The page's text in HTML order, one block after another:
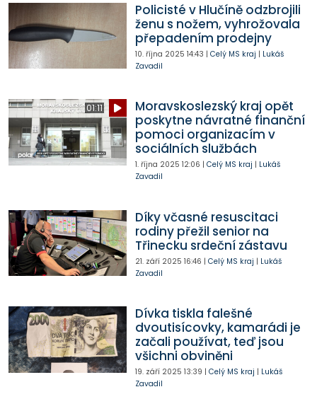
Policisté v Hlučíně odzbrojili
ženu s nožem, vyhrožovala
přepadením prodejny
10. října 2025 14:43 | Celý MS kraj | Lukáš
Zavadil
01:11
Moravskoslezský kraj opět
poskytne návratné finanční
pomoci organizacím v
sociálních službách
1. října 2025 12:06 | Celý MS kraj | Lukáš
Zavadil
Díky včasné resuscitaci
rodiny přežil senior na
Třinecku srdeční zástavu
21. září 2025 16:46 | Celý MS kraj | Lukáš
Zavadil
Dívka tiskla falešné
dvoutisícovky, kamarádi je
začali používat, teď jsou
všichni obviněni
19. září 2025 13:39 | Celý MS kraj | Lukáš
Zavadil